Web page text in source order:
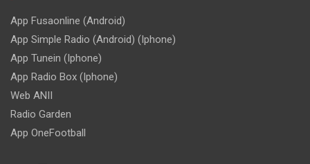
App Fusaonline (Android)
App Simple Radio (Android) (Iphone)
App Tunein (Iphone)
App Radio Box (Iphone)
Web ANII
Radio Garden
App OneFootball